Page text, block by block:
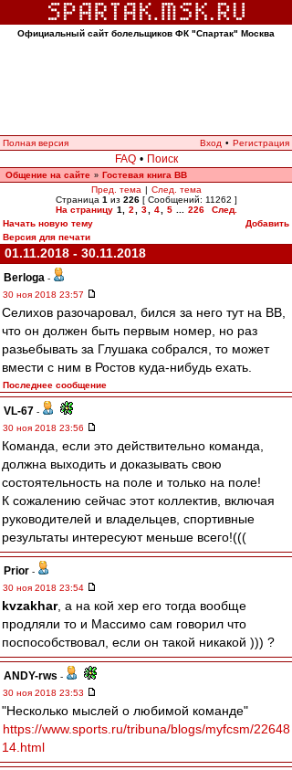
Официальный сайт болельщиков ФК "Спартак" Москва
Полная версия Вход • Регистрация
FAQ • Поиск
Общение на сайте » Гостевая книга ВВ
Пред. тема | След. тема
Страница 1 из 226[ Сообщений: 11262 ]
На страницу 1 2 3 4 5 226
След.
Начать новую тему
Добавить
Версия для печати
01.11.2018 - 30.11.2018
Berloga -
30 ноя 2018 23:57
Селихов разочаровал, бился за него тут на ВВ,
что он должен быть первым номер, но раз
разьебывать за Глушака собрался, то может
вмести с ним в Ростов куда-нибудь ехать.
Последнее сообщение
VL-67 -
30 ноя 2018 23:56
Команда, если это действительно команда,
должна выходить и доказывать свою
состоятельность на поле и только на поле!
К сожалению сейчас этот коллектив, включая
руководителей и владельцев, спортивные
результаты интересуют меньше всего!(((
Prior -
30 ноя 2018 23:54
kvzakhar, а на кой хер его тогда вообще
продляли то и Массимо сам говорил что
поспособствовал, если он такой никакой ))) ?
ANDY-rws -
30 ноя 2018 23:53
"Несколько мыслей о любимой команде"
https://www.sports.ru/tribuna/blogs/myfcsm/22648
14.html